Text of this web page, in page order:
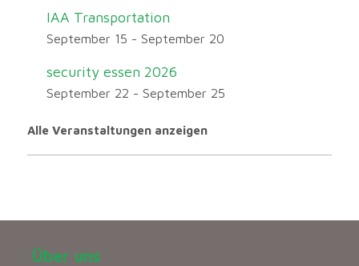
IAA Transportation
September 15 - September 20
security essen 2026
September 22 - September 25
Alle Veranstaltungen anzeigen
Über uns